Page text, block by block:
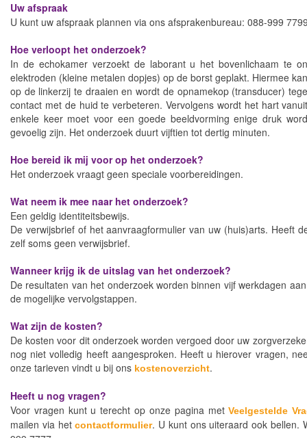
Uw afspraak
U kunt uw afspraak plannen via ons afsprakenbureau: 088-999
Hoe verloopt het onderzoek?
In de echokamer verzoekt de laborant u het bovenlichaam te
elektroden (kleine metalen dopjes) op de borst geplakt. Hiermee
op de linkerzij te draaien en wordt de opnamekop (transducer)
contact met de huid te verbeteren. Vervolgens wordt het hart
enkele keer moet voor een goede beeldvorming enige druk
gevoelig zijn. Het onderzoek duurt vijftien tot dertig minuten.
Hoe bereid ik mij voor op het onderzoek?
Het onderzoek vraagt geen speciale voorbereidingen.
Wat neem ik mee naar het onderzoek?
Een geldig identiteitsbewijs.
De verwijsbrief of het aanvraagformulier van uw (huis)arts. Heeft
zelf soms geen verwijsbrief.
Wanneer krijg ik de uitslag van het onderzoek?
De resultaten van het onderzoek worden binnen vijf werkdagen
de mogelijke vervolgstappen.
Wat zijn de kosten?
De kosten voor dit onderzoek worden vergoed door uw
nog niet volledig heeft aangesproken. Heeft u hierover vragen,
onze tarieven vindt u bij ons kostenoverzicht.
Heeft u nog vragen?
Voor vragen kunt u terecht op onze pagina metVeelgestelde
mailen via hetcontactformulier. U kunt ons uiteraard ook bellen.